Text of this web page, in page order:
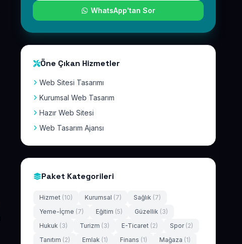
WhatsApp'tan Sor
Öne Çıkan Hizmetler
Web Sitesi Tasarımı
Kurumsal Web Tasarım
Hazır Web Sitesi
Web Tasarım Ajansı
Paket Kategorileri
Hizmet (10) Kurumsal (7) Sağlık (7)
Yeme-İçme (7) Eğitim (5) Güzellik (3)
Hukuk (3) Turizm (3) E-Ticaret (2) Spor (2)
Tanıtım (2) Emlak (1) Finans (1) Mağaza (1)